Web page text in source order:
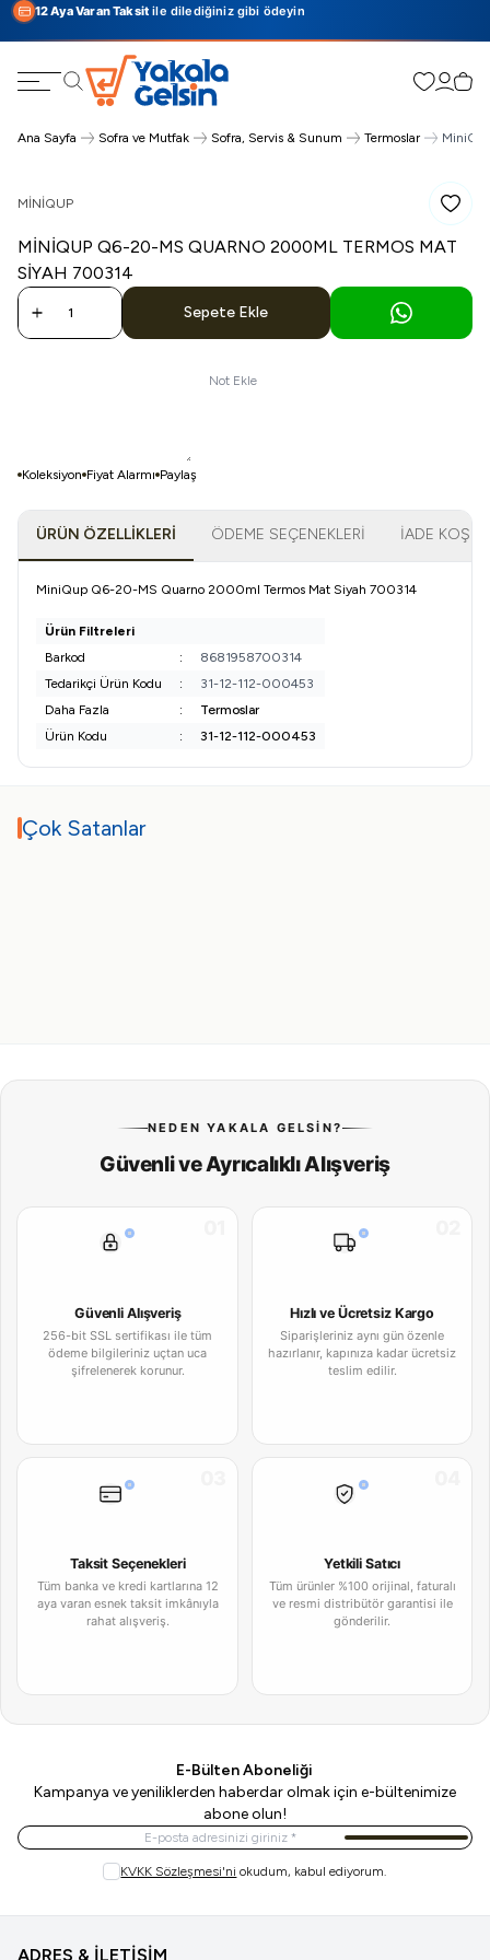
12 Aya Varan Taksit ile dilediğiniz gibi ödeyin
Favorilerim
Ana Sayfa Sofra ve Mutfak Sofra, Servis & Sunum Termoslar
MINIQUP
MINIQUP Q6-20-MS QUARNO 2000ML TERMOS MAT
SIYAH 700314
Sepete Ekle
Not Ekle
Koleksiyon Fiyat Alarmı Paylaş
ÜRÜN ÖZELLIKLERI ÖDEME SEÇENEKLERI İADE
MiniQup Q6-20-MS Quarno 2000ml Termos Mat Siyah 700314
Ürün Filtreleri
Barkod
:
8681958700314
Tedarikçi Ürün Kodu
:
31-12-112-000453
Daha Fazla
:
Termoslar
Ürün Kodu
: 31-12-112-000453
Çok Satanlar
NEDEN YAKALA GELSIN?
Güvenli ve Ayrıcalıklı Alışveriş
Güvenli Alışveriş
256-bit SSL sertifikası ile tüm
ödeme bilgileriniz uçtan uca
şifrelenerek korunur.
Hızlı ve Ücretsiz Kargo
Siparişleriniz aynı gün özenle
hazırlanır, kapınıza kadar ücretsiz
teslim edilir.
Taksit Seçenekleri
Tüm banka ve kredi kartlarına 12
aya varan esnek taksit imkânıyla
rahat alışveriş.
Yetkili Satıcı
Tüm ürünler %100 orijinal, faturalı
ve resmi distribütör garantisi ile
gönderilir.
E-Bülten Aboneliği
Kampanya ve yeniliklerden haberdar olmak için e-bültenimize
abone olun!
Kayıt Ol
KVKK Sözleşmesi'ni okudum, kabul ediyorum.
ADRES & İLETİŞİM